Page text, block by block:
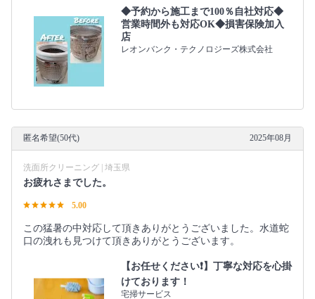
◆予約から施工まで100％自社対応◆
営業時間外も対応OK◆損害保険加入
店
レオンバンク・テクノロジーズ株式会社
匿名希望(50代) 2025年08月
洗面所クリーニング | 埼玉県
お疲れさまでした。
5.00
この猛暑の中対応して頂きありがとうございました。水道蛇
口の洩れも見つけて頂きありがとうございます。
【お任せください❗️】丁寧な対応を心掛
けております！
宅掃サービス